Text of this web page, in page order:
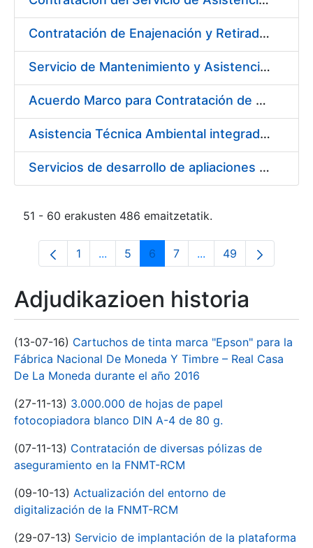
Contratación de Enajenación y Retirada de residuos de PVC, policarbonato y plásticos durante el año 2021
Servicio de Mantenimiento y Asistencia Técnica Integral de la máquina HP INDIGO 12000 del Departamento de Timbre en su sede de Madrid
Acuerdo Marco para Contratación de Servicios para desarrollo evolutivo de componentes software de la infraestructura de CERES
Asistencia Técnica Ambiental integrada en la Fábrica de Papel de Burgos
Servicios de desarrollo de apliaciones con APPWORKS
51 - 60 erakusten 486 emaitzetatik.
Orrialdea
1 ...Intermediate Pages Use TAB to
Orrialdea
5 Orrialdea
6 Orrialdea
7 ...Intermediate Pages
Orrialdea
49
Adjudikazioen historia
(13-07-16) Cartuchos de tinta marca "Epson" para la
Fábrica Nacional De Moneda Y Timbre – Real Casa
De La Moneda durante el año 2016
(27-11-13) 3.000.000 de hojas de papel
fotocopiadora blanco DIN A-4 de 80 g.
(07-11-13) Contratación de diversas pólizas de
aseguramiento en la FNMT-RCM
(09-10-13) Actualización del entorno de
digitalización de la FNMT-RCM
(29-07-13) Servicio de implantación de la plataforma